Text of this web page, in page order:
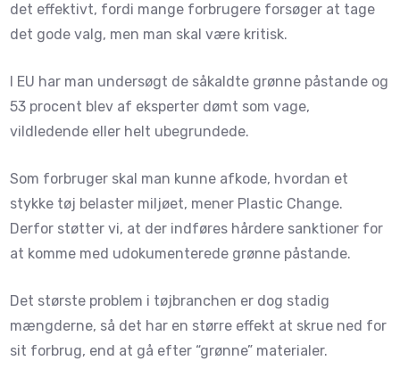
det effektivt, fordi mange forbrugere forsøger at tage
det gode valg, men man skal være kritisk.
I EU har man undersøgt de såkaldte grønne påstande og
53 procent blev af eksperter dømt som vage,
vildledende eller helt ubegrundede.
Som forbruger skal man kunne afkode, hvordan et
stykke tøj belaster miljøet, mener Plastic Change.
Derfor støtter vi, at der indføres hårdere sanktioner for
at komme med udokumenterede grønne påstande.
Det største problem i tøjbranchen er dog stadig
mængderne, så det har en større effekt at skrue ned for
sit forbrug, end at gå efter “grønne” materialer.